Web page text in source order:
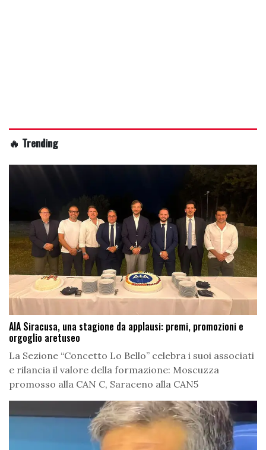
🔥 Trending
AIA Siracusa, una stagione da applausi: premi, promozioni e
orgoglio aretuseo
La Sezione “Concetto Lo Bello” celebra i suoi associati
e rilancia il valore della formazione: Moscuzza
promosso alla CAN C, Saraceno alla CAN5